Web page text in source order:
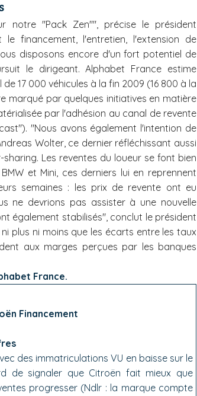
notre "Pack Zen"", précise le président
financement, l'entretien, l'extension de
disposons encore d'un fort potentiel de
le dirigeant. Alphabet France estime
17 000 véhicules à la fin 2009 (16 800 à la
marqué par quelques initiatives en matière
par l'adhésion au canal de revente
"Nous avons également l'intention de
Wolter, ce dernier réfléchissant aussi
Les reventes du loueur se font bien
et Mini, ces derniers lui en reprennent
semaines : les prix de revente ont eu
ne devrions pas assister à une nouvelle
également stabilisés", conclut le président
plus ni moins que les écarts entre les taux
aux marges perçues par les banques
France.
Financement
des immatriculations VU en baisse sur le
de signaler que Citroën fait mieux que
progresser (Ndlr : la marque compte